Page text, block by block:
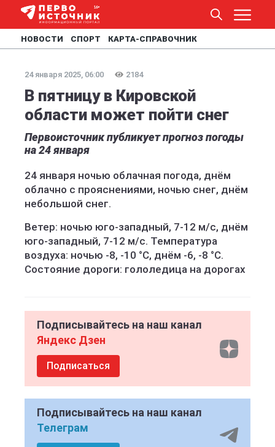
НОВОСТИ СПОРТ КАРТА-СПРАВОЧНИК
24 января 2025, 06:00 2184
В пятницу в Кировской
области может пойти снег
Первоисточник публикует прогноз погоды
на 24 января
24 января ночью облачная погода, днём
облачно с прояснениями, ночью снег, днём
небольшой снег.
Ветер: ночью юго-западный, 7-12 м/с, днём
юго-западный, 7-12 м/с. Температура
воздуха: ночью -8, -10 °C, днём -6, -8 °C.
Состояние дороги: гололедица на дорогах
Подписывайтесь на наш канал
Яндекс Дзен
Подписаться
Подписывайтесь на наш канал
Телеграм